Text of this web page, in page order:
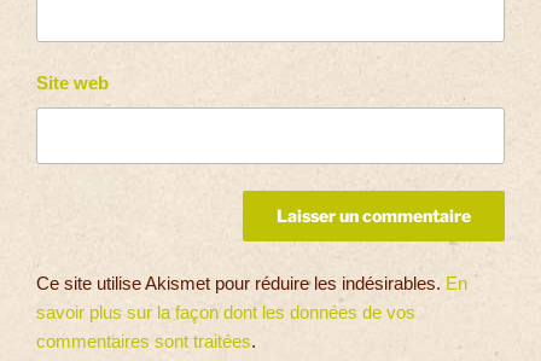
Site web
Ce site utilise Akismet pour réduire les indésirables. En
savoir plus sur la façon dont les données de vos
commentaires sont traitées.